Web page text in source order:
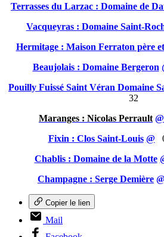
Terrasses du Larzac : Domaine de
Vacqueyras : Domaine Saint-
Hermitage : Maison Ferraton père
Beaujolais : Domaine Bergeron
Pouilly Fuissé Saint Véran Domaine
32
Maranges : Nicolas Perrault @
Fixin : Clos Saint-Louis @
Chablis : Domaine de la Motte
Champagne : Serge Demière @
Copier le lien
Mail